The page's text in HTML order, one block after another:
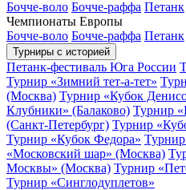
Бочче-воло Бочче-раффа Петанк
Чемпионаты Европы
Бочче-воло Бочче-раффа Петанк
Турниры с историей
Петанк-фестиваль Юга России
Турнир «Зимний тет-а-тет»
(Москва) Турнир «Кубок
Клубники» (Балаково) Турнир
(Санкт-Петербург) Турнир
Турнир «Кубок Федора»
«Московский шар» (Москва)
Москвы» (Москва) Турнир
Турнир «Синглодуплетов»